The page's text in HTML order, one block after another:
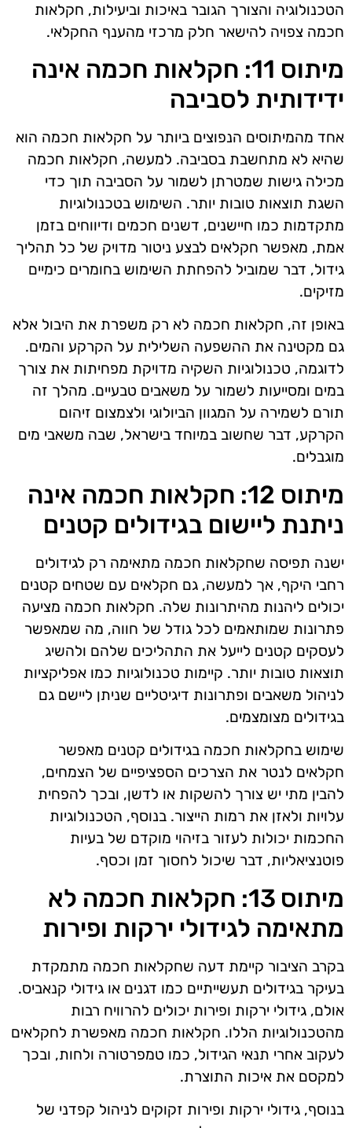
הטכנולוגיה והצורך הגובר באיכות וביעילות, חקלאות
חכמה צפויה להישאר חלק מרכזי מהענף החקלאי.
מיתוס 11: חקלאות חכמה אינה
ידידותית לסביבה
אחד מהמיתוסים הנפוצים ביותר על חקלאות חכמה הוא
שהיא לא מתחשבת בסביבה. למעשה, חקלאות חכמה
מכילה גישות שמטרתן לשמור על הסביבה תוך כדי
השגת תוצאות טובות יותר. השימוש בטכנולוגיות
מתקדמות כמו חיישנים, דשנים חכמים ודיווחים בזמן
אמת, מאפשר חקלאים לבצע ניטור מדויק של כל תהליך
גידול, דבר שמוביל להפחתת השימוש בחומרים כימיים
מזיקים.
באופן זה, חקלאות חכמה לא רק משפרת את היבול אלא
גם מקטינה את ההשפעה השלילית על הקרקע והמים.
לדוגמה, טכנולוגיות השקיה מדויקת מפחיתות את צורך
במים ומסייעות לשמור על משאבים טבעיים. מהלך זה
תורם לשמירה על המגוון הביולוגי ולצמצום זיהום
הקרקע, דבר שחשוב במיוחד בישראל, שבה משאבי מים
מוגבלים.
מיתוס 12: חקלאות חכמה אינה
ניתנת ליישום בגידולים קטנים
ישנה תפיסה שחקלאות חכמה מתאימה רק לגידולים
רחבי היקף, אך למעשה, גם חקלאים עם שטחים קטנים
יכולים ליהנות מהיתרונות שלה. חקלאות חכמה מציעה
פתרונות שמותאמים לכל גודל של חווה, מה שמאפשר
לעסקים קטנים לייעל את התהליכים שלהם ולהשיג
תוצאות טובות יותר. קיימות טכנולוגיות כמו אפליקציות
לניהול משאבים ופתרונות דיגיטליים שניתן ליישם גם
בגידולים מצומצמים.
שימוש בחקלאות חכמה בגידולים קטנים מאפשר
חקלאים לנטר את הצרכים הספציפיים של הצמחים,
להבין מתי יש צורך להשקות או לדשן, ובכך להפחית
עלויות ולאזן את רמות הייצור. בנוסף, הטכנולוגיות
החכמות יכולות לעזור בזיהוי מוקדם של בעיות
פוטנציאליות, דבר שיכול לחסוך זמן וכסף.
מיתוס 13: חקלאות חכמה לא
מתאימה לגידולי ירקות ופירות
בקרב הציבור קיימת דעה שחקלאות חכמה מתמקדת
בעיקר בגידולים תעשייתיים כמו דגנים או גידולי קנאביס.
אולם, גידולי ירקות ופירות יכולים להרוויח רבות
מהטכנולוגיות הללו. חקלאות חכמה מאפשרת לחקלאים
לעקוב אחרי תנאי הגידול, כמו טמפרטורה ולחות, ובכך
למקסם את איכות התוצרת.
בנוסף, גידולי ירקות ופירות זקוקים לניהול קפדני של